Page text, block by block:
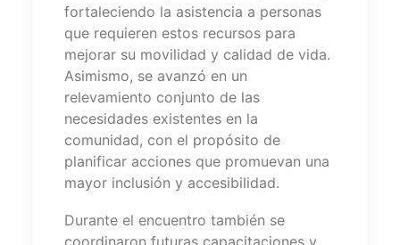
fortaleciendo la asistencia a personas
que requieren estos recursos para
mejorar su movilidad y calidad de vida.
Asimismo, se avanzó en un
relevamiento conjunto de las
necesidades existentes en la
comunidad, con el propósito de
planificar acciones que promuevan una
mayor inclusión y accesibilidad.
Durante el encuentro también se
coordinaron futuras capacitaciones y